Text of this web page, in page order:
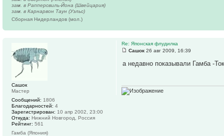
зам. в Рапперсвиль-Йона (Швейцария)
зам. в Карнарвон Таун (Уэльс)
Сборная Нидерландов (мол.)
Re: Японская флудилка
Сашок 26 авг 2009, 16:39
а недавно показывали Гамба -
Сашок
Мастер
Сообщений: 1806
Благодарностей: 4
Зарегистрирован: 10 апр 2002, 23:00
Откуда: Нижний Новгород, Россия
Рейтинг: 561
Гамба (Япония)